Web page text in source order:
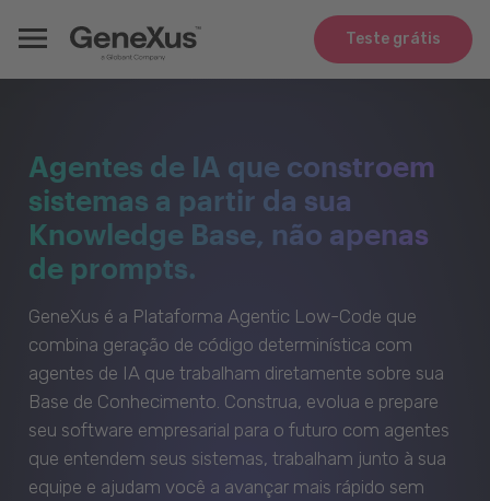
Teste grátis
Agentes de IA que constroem
sistemas a partir da sua
Knowledge Base, não apenas
de prompts.
GeneXus é a Plataforma Agentic Low-Code que
combina geração de código determinística com
agentes de IA que trabalham diretamente sobre sua
Base de Conhecimento. Construa, evolua e prepare
seu software empresarial para o futuro com agentes
que entendem seus sistemas, trabalham junto à sua
equipe e ajudam você a avançar mais rápido sem